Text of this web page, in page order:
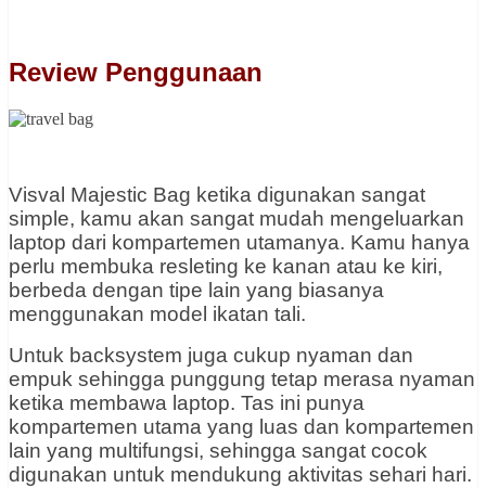
Review Penggunaan
Visval Majestic Bag ketika digunakan sangat
simple, kamu akan sangat mudah mengeluarkan
laptop dari kompartemen utamanya. Kamu hanya
perlu membuka resleting ke kanan atau ke kiri,
berbeda dengan tipe lain yang biasanya
menggunakan model ikatan tali.
Untuk backsystem juga cukup nyaman dan
empuk sehingga punggung tetap merasa nyaman
ketika membawa laptop. Tas ini punya
kompartemen utama yang luas dan kompartemen
lain yang multifungsi, sehingga sangat cocok
digunakan untuk mendukung aktivitas sehari hari.